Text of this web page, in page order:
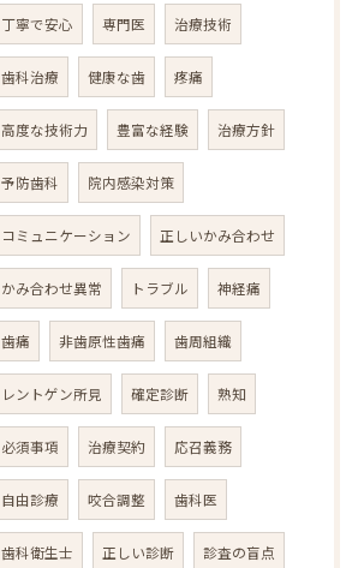
丁寧で安心 専門医 治療技術
歯科治療 健康な歯 疼痛
高度な技術力 豊富な経験 治療方針
予防歯科 院内感染対策
コミュニケーション 正しいかみ合わせ
かみ合わせ異常 トラブル 神経痛
歯痛 非歯原性歯痛 歯周組織
レントゲン所見 確定診断 熟知
必須事項 治療契約 応召義務
自由診療 咬合調整 歯科医
歯科衛生士 正しい診断 診査の盲点